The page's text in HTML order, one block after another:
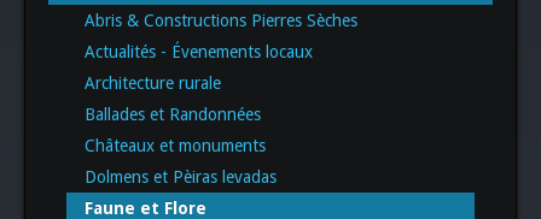
Abris & Constructions Pierres Sèches
Actualités - Évenements locaux
Architecture rurale
Ballades et Randonnées
Châteaux et monuments
Dolmens et Pèiras levadas
Faune et Flore